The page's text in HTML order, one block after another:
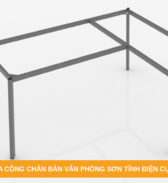
CÔNG CHÂN BÀN VĂN PHÒNG SƠN TĨNH ĐIỆN